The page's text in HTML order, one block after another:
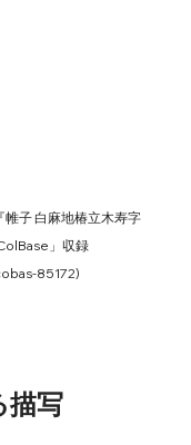
子 白麻地椿立木寿字
」収録
85172)
描写